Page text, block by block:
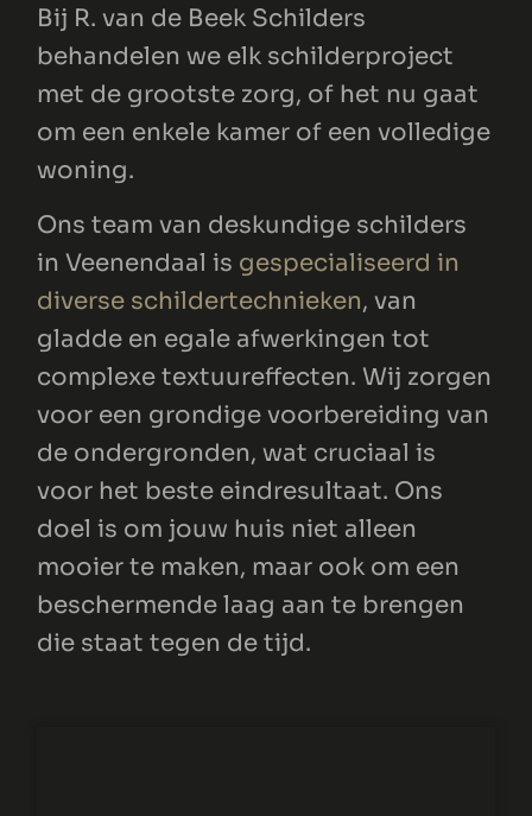
Bij R. van de Beek Schilders
behandelen we elk schilderproject
met de grootste zorg, of het nu gaat
om een enkele kamer of een volledige
woning.
Ons team van deskundige schilders
in Veenendaal is gespecialiseerd in
diverse schildertechnieken, van
gladde en egale afwerkingen tot
complexe textuureffecten. Wij zorgen
voor een grondige voorbereiding van
de ondergronden, wat cruciaal is
voor het beste eindresultaat. Ons
doel is om jouw huis niet alleen
mooier te maken, maar ook om een
beschermende laag aan te brengen
die staat tegen de tijd.